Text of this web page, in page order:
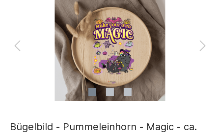
Bügelbild - Pummeleinhorn - Magic - ca.